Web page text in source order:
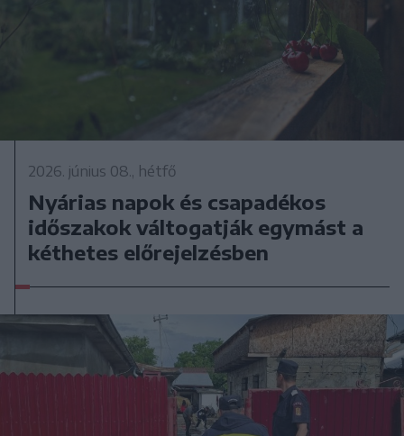
2026. június 08., hétfő
Nyárias napok és csapadékos
időszakok váltogatják egymást a
kéthetes előrejelzésben